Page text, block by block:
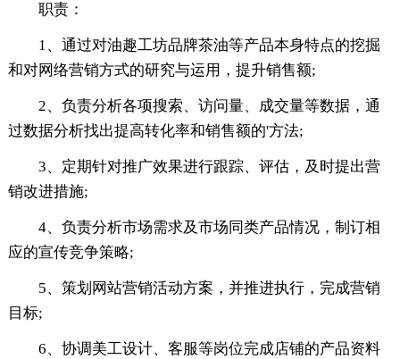
职责：
1、通过对油趣工坊品牌茶油等产品本身特点的挖掘
和对网络营销方式的研究与运用，提升销售额;
2、负责分析各项搜索、访问量、成交量等数据，通
过数据分析找出提高转化率和销售额的'方法;
3、定期针对推广效果进行跟踪、评估，及时提出营
销改进措施;
4、负责分析市场需求及市场同类产品情况，制订相
应的宣传竞争策略;
5、策划网站营销活动方案，并推进执行，完成营销
目标;
6、协调美工设计、客服等岗位完成店铺的产品资料